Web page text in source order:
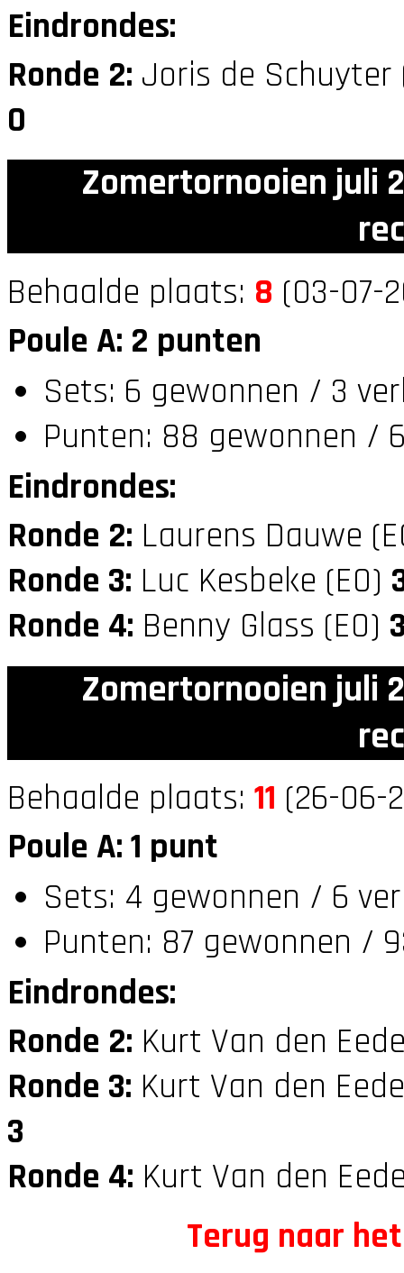
Eindrondes:
Ronde 2: Joris de Schuyter
0
Zomertornooien juli
Behaalde plaats: 8 (03-07-
Poule A: 2 punten
Sets: 6 gewonnen / 3
Punten: 88 gewonnen /
Eindrondes:
Ronde 2: Laurens Dauwe
Ronde 3: Luc Kesbeke (E0)
Ronde 4: Benny Glass (E0)
Zomertornooien juli
Behaalde plaats: 11 (26-06-
Poule A: 1 punt
Sets: 4 gewonnen / 6
Punten: 87 gewonnen /
Eindrondes:
Ronde 2: Kurt Van den
Ronde 3: Kurt Van den
3
Ronde 4: Kurt Van den
Terug naar